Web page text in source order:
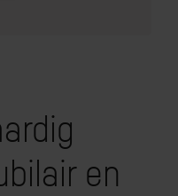
en